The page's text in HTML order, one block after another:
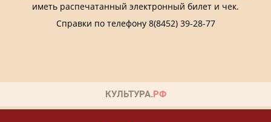
иметь распечатанный электронный билет и чек.
Справки по телефону 8(8452) 39-28-77